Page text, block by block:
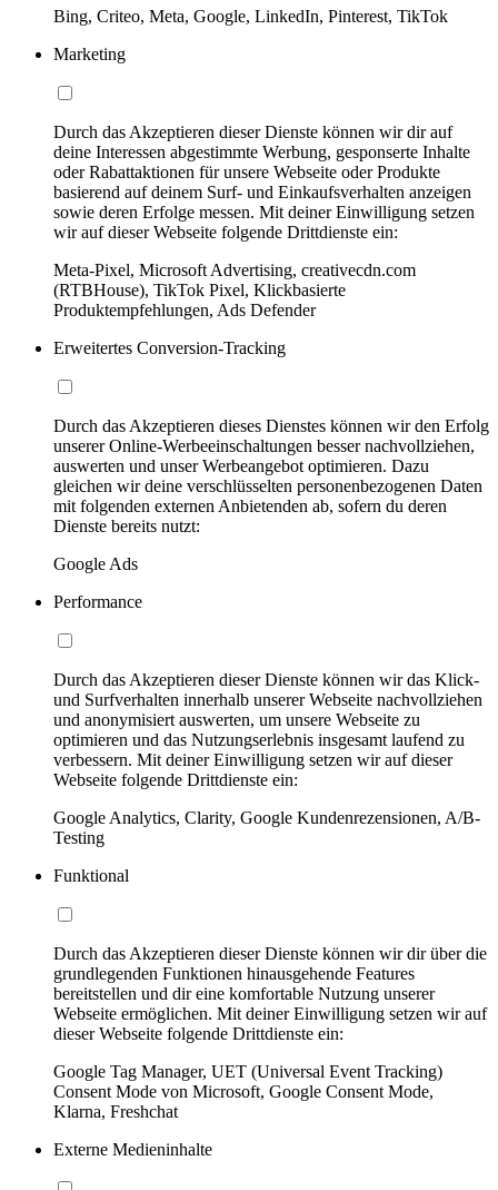
Bing, Criteo, Meta, Google, LinkedIn, Pinterest, TikTok
Marketing
Durch das Akzeptieren dieser Dienste können wir dir auf
deine Interessen abgestimmte Werbung, gesponserte Inhalte
oder Rabattaktionen für unsere Webseite oder Produkte
basierend auf deinem Surf- und Einkaufsverhalten anzeigen
sowie deren Erfolge messen. Mit deiner Einwilligung setzen
wir auf dieser Webseite folgende Drittdienste ein:
Meta-Pixel, Microsoft Advertising, creativecdn.com
(RTBHouse), TikTok Pixel, Klickbasierte
Produktempfehlungen, Ads Defender
Erweitertes Conversion-Tracking
Durch das Akzeptieren dieses Dienstes können wir den Erfolg
unserer Online-Werbeeinschaltungen besser nachvollziehen,
auswerten und unser Werbeangebot optimieren. Dazu
gleichen wir deine verschlüsselten personenbezogenen Daten
mit folgenden externen Anbietenden ab, sofern du deren
Dienste bereits nutzt:
Google Ads
Performance
Durch das Akzeptieren dieser Dienste können wir das Klick-
und Surfverhalten innerhalb unserer Webseite nachvollziehen
und anonymisiert auswerten, um unsere Webseite zu
optimieren und das Nutzungserlebnis insgesamt laufend zu
verbessern. Mit deiner Einwilligung setzen wir auf dieser
Webseite folgende Drittdienste ein:
Google Analytics, Clarity, Google Kundenrezensionen, A/B-
Testing
Funktional
Durch das Akzeptieren dieser Dienste können wir dir über die
grundlegenden Funktionen hinausgehende Features
bereitstellen und dir eine komfortable Nutzung unserer
Webseite ermöglichen. Mit deiner Einwilligung setzen wir auf
dieser Webseite folgende Drittdienste ein:
Google Tag Manager, UET (Universal Event Tracking)
Consent Mode von Microsoft, Google Consent Mode,
Klarna, Freshchat
Externe Medieninhalte